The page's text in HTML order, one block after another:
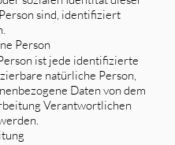
sind, identifiziert
Person
ist jede identifizierte
natürliche Person,
Daten von dem
Verantwortlichen